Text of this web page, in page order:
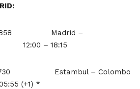
Madrid –
– 18:15
730 Estambul – Colombo
(+1) *